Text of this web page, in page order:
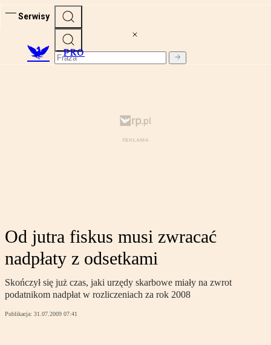
Serwisy
PRO
Od jutra fiskus musi zwracać
nadpłaty z odsetkami
Skończył się już czas, jaki urzędy skarbowe miały na zwrot
podatnikom nadpłat w rozliczeniach za rok 2008
Publikacja: 31.07.2009 07:41